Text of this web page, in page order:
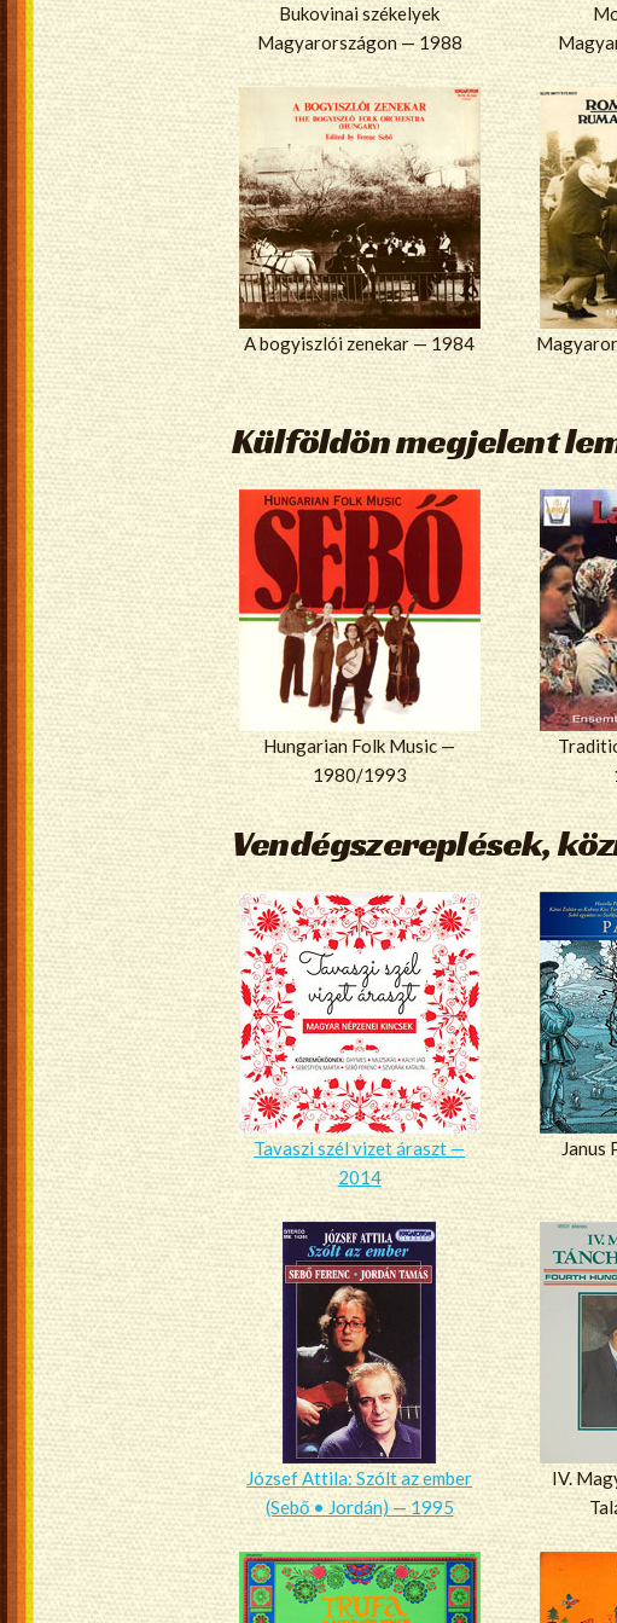
Bukovinai székelyek
Magyarországon — 1988
A bogyiszlói zenekar — 1984
Külföldön megjelent
Hungarian Folk Music —
1980/1993
Vendégszereplések,
Tavaszi szél vizet áraszt —
2014
Janus
József Attila: Szólt az ember
(Sebő • Jordán) — 1995
IV.